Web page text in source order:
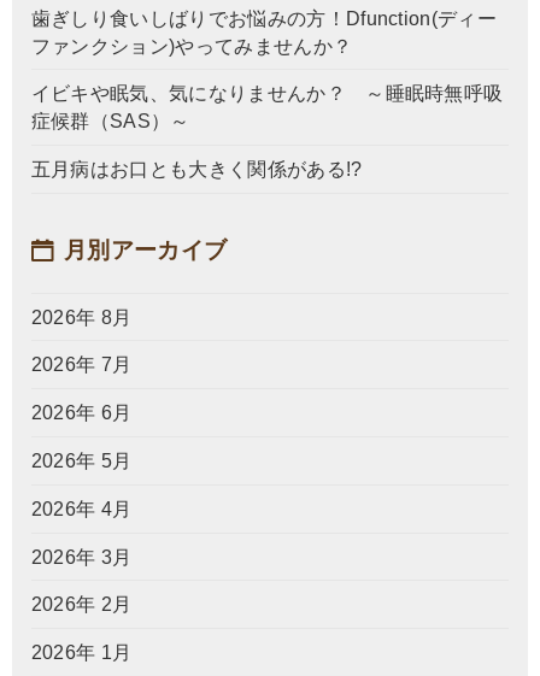
歯ぎしり食いしばりでお悩みの方！Dfunction(ディー
ファンクション)やってみませんか？
イビキや眠気、気になりませんか？ ～睡眠時無呼吸
症候群（SAS）～
五月病はお口とも大きく関係がある!?
月別アーカイブ
2026年 8月
2026年 7月
2026年 6月
2026年 5月
2026年 4月
2026年 3月
2026年 2月
2026年 1月